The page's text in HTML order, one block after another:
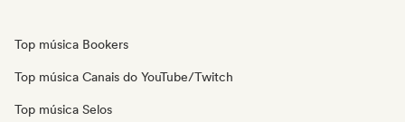
Top música Bookers
Top música Canais do YouTube/Twitch
Top música Selos